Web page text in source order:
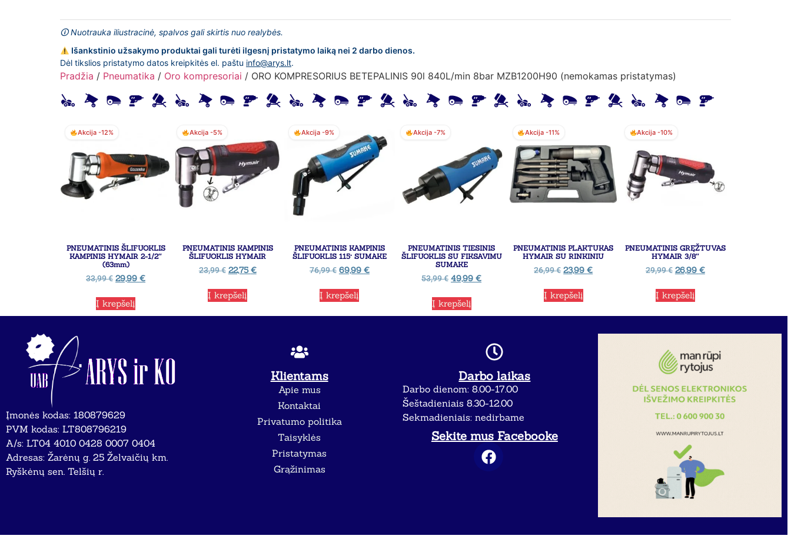
🛈 Nuotrauka iliustracinė, spalvos gali skirtis nuo realybės.
Išankstinio užsakymo produktai gali turėti ilgesnį pristatymo laiką nei 2 darbo dienos.
Dėl tikslios pristatymo datos kreipkitės el. paštu info@arys.lt.
Pradžia / Pneumatika / Oro kompresoriai / ORO KOMPRESORIUS BETEPALINIS 90l 840L/min 8bar MZB1200H90 (nemokamas pristatymas)
Akcija -12%
PNEUMATINIS ŠLIFUOKLIS
KAMPINIS HYMAIR 2-1/2″
(63mm)
33,99€ 29,99€
Į krepšelį
Akcija -5%
PNEUMATINIS KAMPINIS
ŠLIFUOKLIS HYMAIR
23,99€ 22,75€
Į krepšelį
Akcija -9%
PNEUMATINIS KAMPINIS
ŠLIFUOKLIS 115° SUMAKE
76,99€ 69,99 €
Į krepšelį
Akcija -7%
PNEUMATINIS TIESINIS
ŠLIFUOKLIS SU FIKSAVIMU
SUMAKE
53,99€ 49,99€
Į krepšelį
Akcija -11%
PNEUMATINIS PLAKTUKAS
HYMAIR SU RINKINIU
26,99€ 23,99€
Į krepšelį
Akcija -10%
PNEUMATINIS GRĘŽTUVAS
HYMAIR 3/8″
29,99€ 26,99 €
Į krepšelį
Įmonės kodas: 180879629
PVM kodas: LT808796219
A/s: LT04 4010 0428 0007 0404
Adresas: Žarėnų g. 25 Želvaičių km.
Ryškėnų sen. Telšių r.
Klientams
Apie mus
Kontaktai
Privatumo politika
Taisyklės
Pristatymas
Grąžinimas
Darbo laikas
Darbo dienom: 8.00-17.00
Šeštadieniais 8.30-12.00
Sekmadieniais: nedirbame
Sekite mus Facebooke